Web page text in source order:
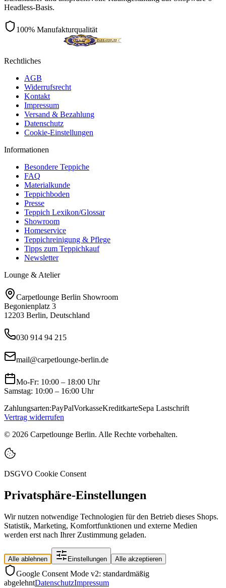
Headless-Basis.
100% Manufakturqualität
Rechtliches
AGB
Widerrufsrecht
Kontakt
Impressum
Versand & Bezahlung
Datenschutz
Cookie-Einstellungen
Informationen
Besondere Teppiche
FAQ
Materialkunde
Teppichboden
Presse
Teppich Lexikon/Glossar
Showroom
Homeservice
Teppichreinigung & Pflege
Tipps zum Teppichkauf
Newsletter
Lounge & Atelier
Carpetlounge Berlin Showroom
Begonienplatz 3
12203 Berlin, Deutschland
030 914 94 215
mail@carpetlounge-berlin.de
Mo-Fr: 10:00 – 18:00 Uhr
Samstag: 10:00 – 16:00 Uhr
Zahlungsarten:PayPalVorkasseKreditkarteSepa Lastschrift
Vertrag widerrufen
© 2026 Carpetlounge Berlin. Alle Rechte vorbehalten.
DSGVO Cookie Consent
Privatsphäre-Einstellungen
Wir nutzen notwendige Technologien für den Betrieb dieses Shops.
Statistik, Marketing, Komfortfunktionen und externe Medien
werden erst nach Ihrer Zustimmung geladen.
Alle ablehnen Einstellungen Alle akzeptieren
Google Consent Mode v2: standardmäßig
abgelehntDatenschutzImpressum